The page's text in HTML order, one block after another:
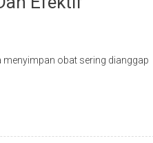
menyimpan obat sering dianggap